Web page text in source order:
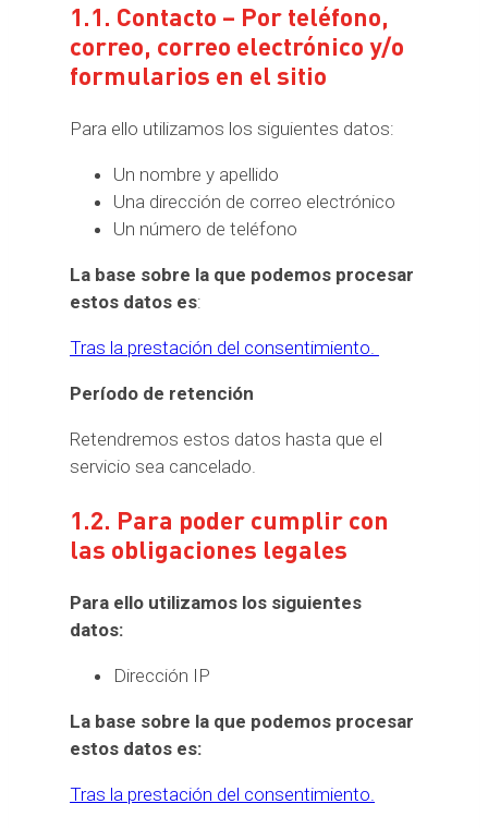
1.1. Contacto – Por teléfono,
correo, correo electrónico y/o
formularios en el sitio
Para ello utilizamos los siguientes datos:
Un nombre y apellido
Una dirección de correo electrónico
Un número de teléfono
La base sobre la que podemos procesar
estos datos es:
Tras la prestación del consentimiento.
Período de retención
Retendremos estos datos hasta que el
servicio sea cancelado.
1.2. Para poder cumplir con
las obligaciones legales
Para ello utilizamos los siguientes
datos:
Dirección IP
La base sobre la que podemos procesar
estos datos es:
Tras la prestación del consentimiento.